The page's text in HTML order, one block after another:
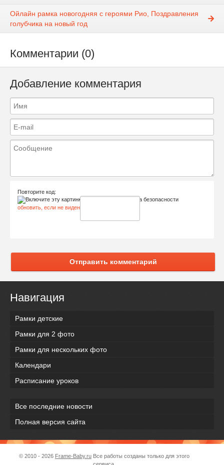
Ойлайн рамка новогодняя с героями Рио, Поздравления
голубчика на новый год
Комментарии (0)
Добавление комментария
Повторите код:
обновить, если не виден код
Отправить комментарий
Навигация
Рамки детские
Рамки для 2 фото
Рамки для нескольких фото
Календари
Расписание уроков
Все последние новости
Полная версия сайта
© 2010 - 2026 Frame-Baby.ru Все работы созданы только для этого